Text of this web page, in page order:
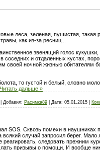
леса, зеленая, пушистая, такая
как из-за ресниц...
звенящий голос
соседних и отдаленных кустах,
ночной жизнью обитателям
то густой и белый, словно
Читать дальше »
Добавил: Расимка89 Дата: 05.01.2015
SOS. Сквозь помехи в
случай запросил берег.
следовать прежним
призывы о помощи. И вообще